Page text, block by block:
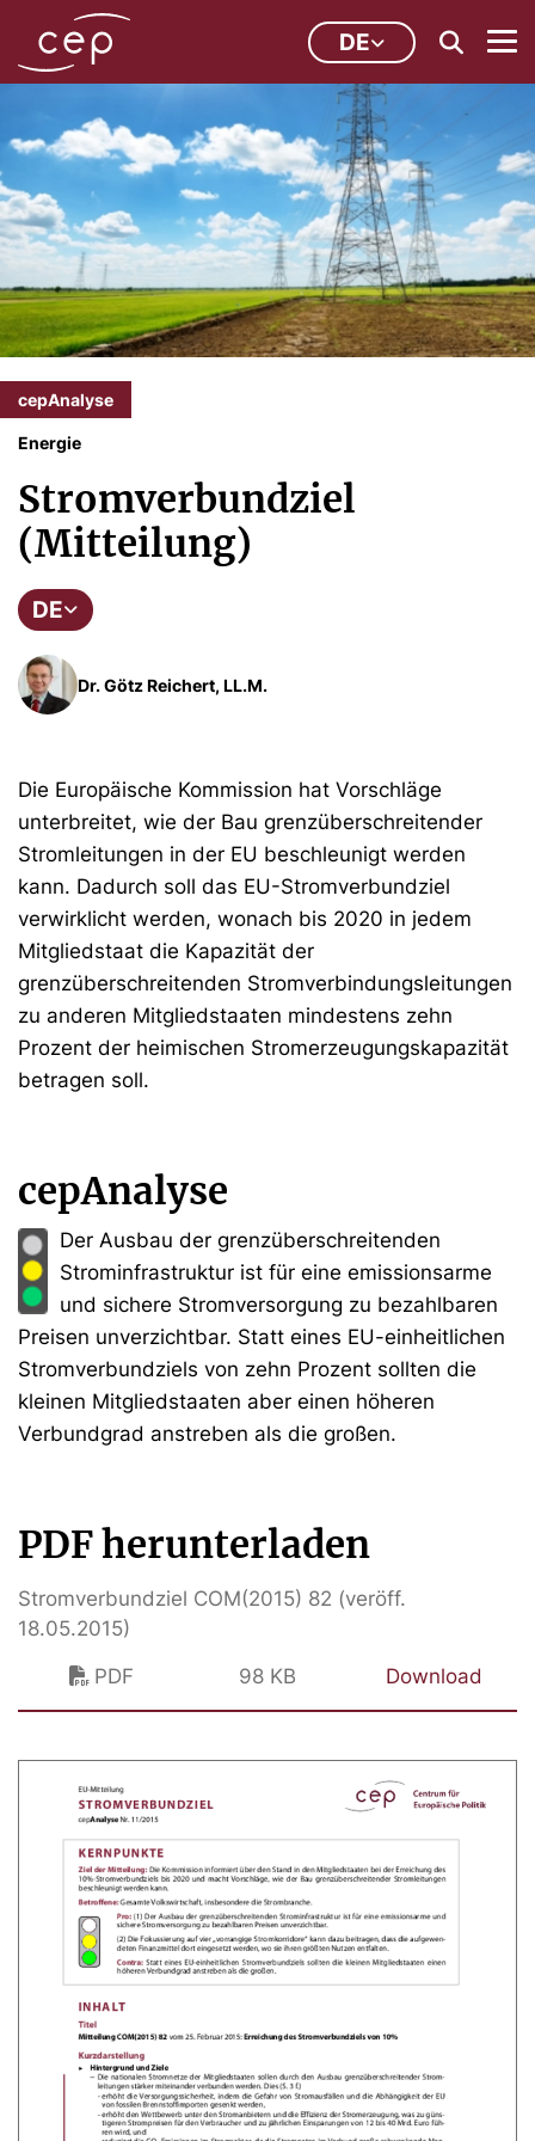
DE
cepAnalyse
Energie
Stromverbundziel
(Mitteilung)
DE
Dr. Götz Reichert, LL.M.
Die Europäische Kommission hat Vorschläge
unterbreitet, wie der Bau grenzüberschreitender
Stromleitungen in der EU beschleunigt werden
kann. Dadurch soll das EU-Stromverbundziel
verwirklicht werden, wonach bis 2020 in jedem
Mitgliedstaat die Kapazität der
grenzüberschreitenden Stromverbindungsleitungen
zu anderen Mitgliedstaaten mindestens zehn
Prozent der heimischen Stromerzeugungskapazität
betragen soll.
cepAnalyse
Der Ausbau der grenzüberschreitenden
Strominfrastruktur ist für eine emissionsarme
und sichere Stromversorgung zu bezahlbaren
Preisen unverzichtbar. Statt eines EU-einheitlichen
Stromverbundziels von zehn Prozent sollten die
kleinen Mitgliedstaaten aber einen höheren
Verbundgrad anstreben als die großen.
PDF herunterladen
Stromverbundziel COM(2015) 82 (veröff.
18.05.2015)
PDF
98 KB Download